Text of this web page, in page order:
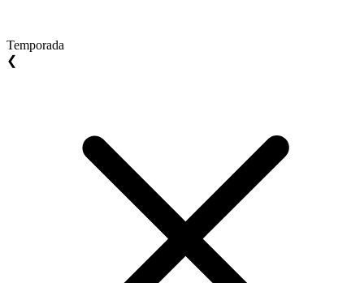
Temporada
❮